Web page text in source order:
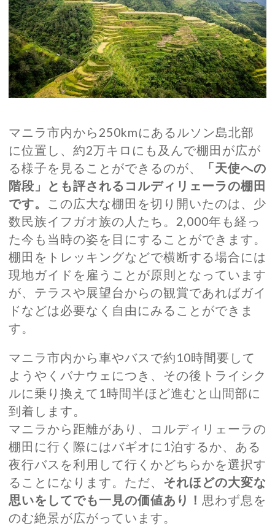
マニラ市内から250kmにあるルソン島北部
に位置し、約2万キロにも及んで棚田が広が
る様子を見ることができるのが、
「天使への
階段」とも評されるコルディリェーラの棚田
です。 この広大な棚田を切り開いたのは、少
数民族イフガオ族の人たち。2,000年も経っ
た今も当時の姿を目にすることができます。
棚田をトレッキングなどで横断する場合には
現地ガイドを雇うことが原則となっています
が、テラスや展望台からの観賞であればガイ
ドなどは必要なく自由にみることができま
す。
マニラ市内から車やバスで約10時間要して
ようやくバナウェにつき、その後トライシク
ルに乗り換えて1時間半ほど進むと山間部に
到着します。
マニラから距離があり、コルディリェーラの
棚田に行く際にはバギオに1泊するか、ある
夜行バスを利用して行くかどちらかを選択す
ることになります。ただ、 それほどの大変な
思いをしてでも一見の価値あり！ 思わず息を
のむ絶景が広がっています。